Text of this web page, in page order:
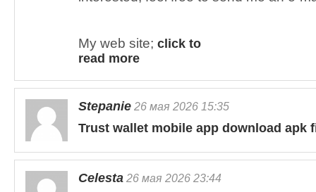
My web site; click to
read more
Stepanie 26 мая 2026 15:35
Trust wallet mobile app download apk
Celesta 26 мая 2026 23:44